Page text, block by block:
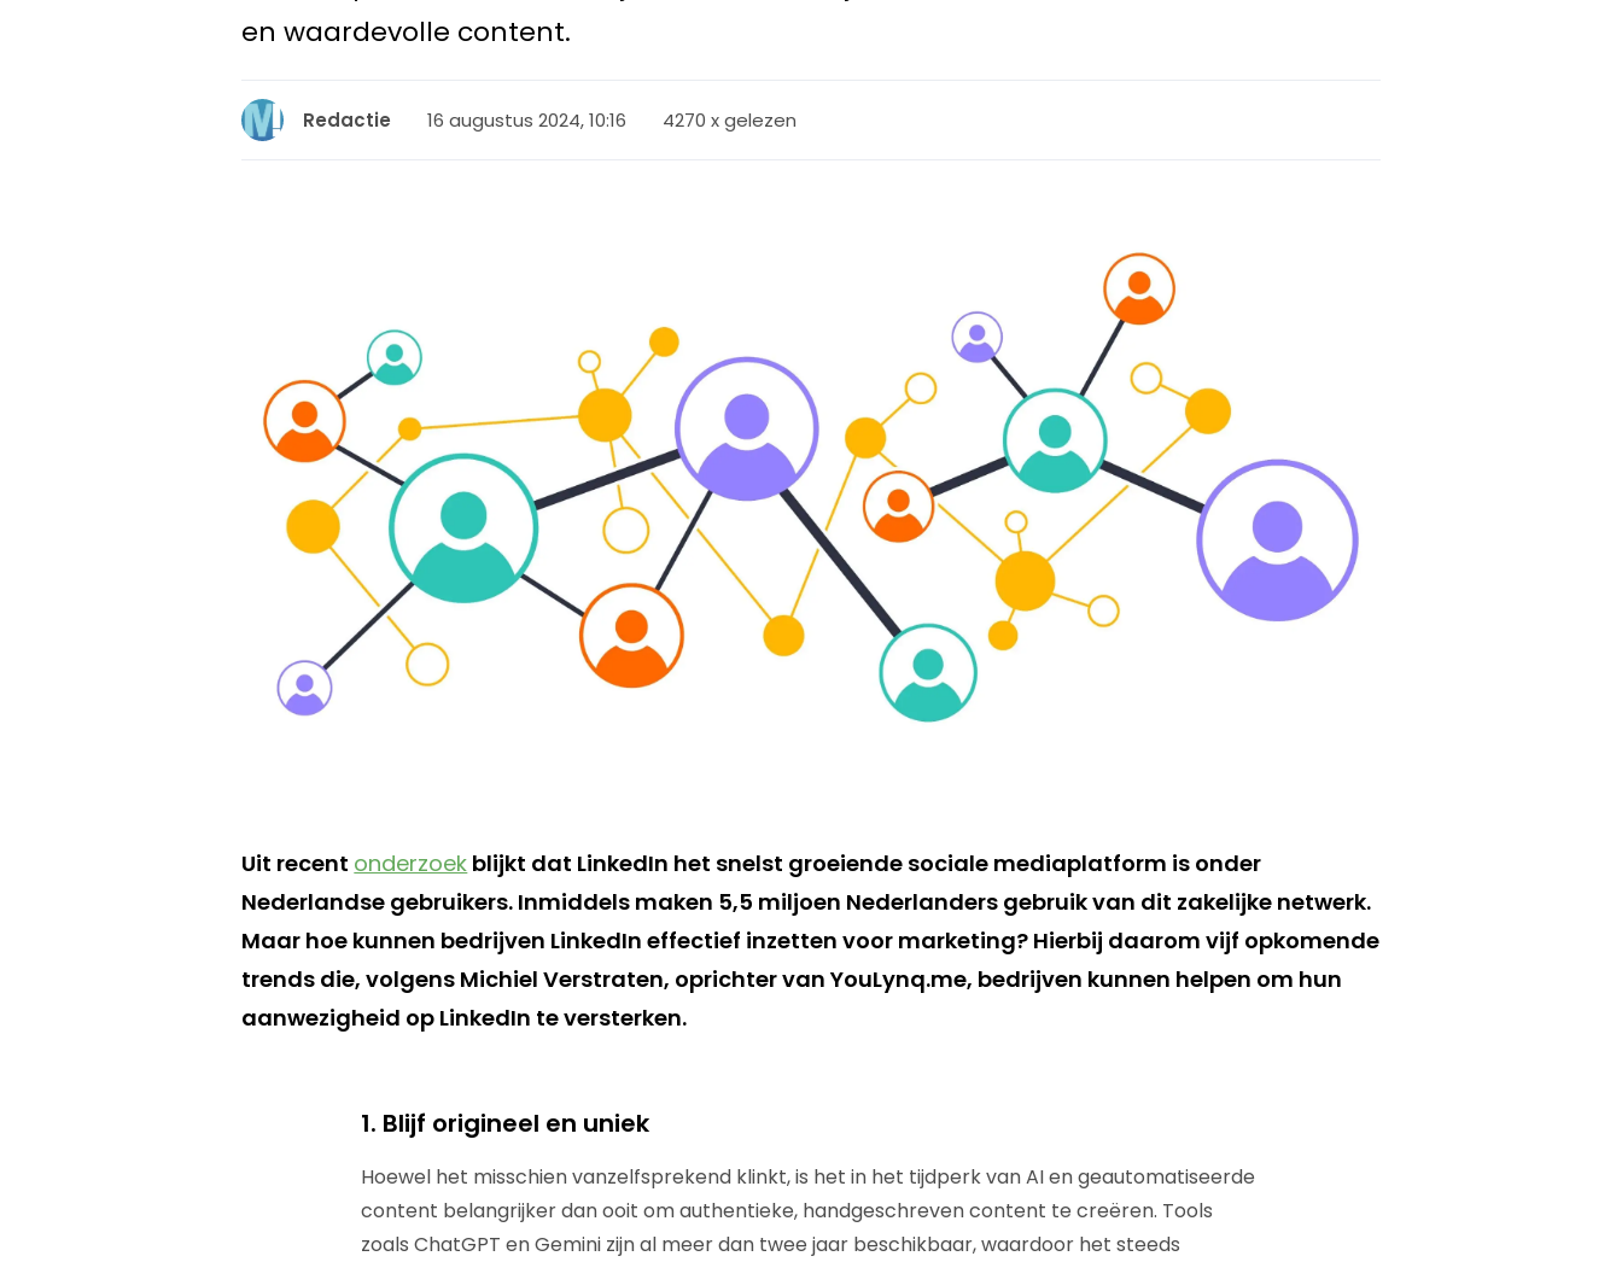
en waardevolle content.
Redactie 16 augustus 2024, 10:16 4270 x gelezen
Uit recent onderzoek blijkt dat LinkedIn het snelst groeiende sociale mediaplatform is onder
Nederlandse gebruikers. Inmiddels maken 5,5 miljoen Nederlanders gebruik van dit zakelijke netwerk.
Maar hoe kunnen bedrijven LinkedIn effectief inzetten voor marketing? Hierbij daarom vijf opkomende
trends die, volgens Michiel Verstraten, oprichter van YouLynq.me, bedrijven kunnen helpen om hun
aanwezigheid op LinkedIn te versterken.
1. Blijf origineel en uniek
Hoewel het misschien vanzelfsprekend klinkt, is het in het tijdperk van AI en geautomatiseerde
content belangrijker dan ooit om authentieke, handgeschreven content te creëren. Tools
zoals ChatGPT en Gemini zijn al meer dan twee jaar beschikbaar, waardoor het steeds